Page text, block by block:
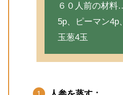
６０人前の材
5p、ピーマン4p
玉葱4玉